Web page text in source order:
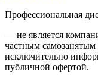
Профессиональная
— не является
частным самозанятым
исключительно
публичной офертой.